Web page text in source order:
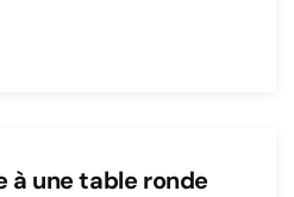
à une table ronde